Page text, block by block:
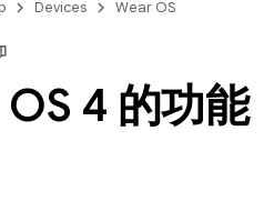
Devices Wear OS
4 的功能